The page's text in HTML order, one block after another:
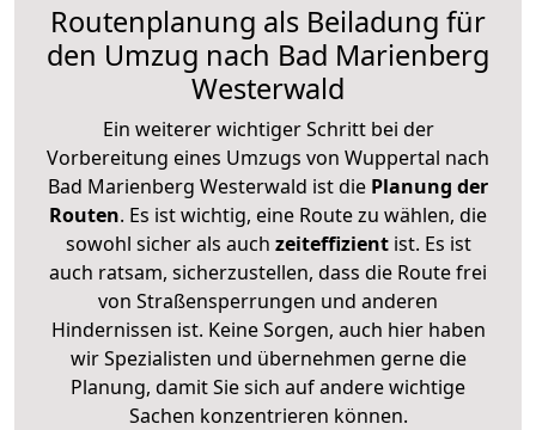
Routenplanung als Beiladung für
den Umzug nach Bad Marienberg
Westerwald
Ein weiterer wichtiger Schritt bei der
Vorbereitung eines Umzugs von Wuppertal nach
Bad Marienberg Westerwald ist die Planung der
Routen. Es ist wichtig, eine Route zu wählen, die
sowohl sicher als auch zeiteffizientist. Es ist
auch ratsam, sicherzustellen, dass die Route frei
von Straßensperrungen und anderen
Hindernissen ist. Keine Sorgen, auch hier haben
wir Spezialisten und übernehmen gerne die
Planung, damit Sie sich auf andere wichtige
Sachen konzentrieren können.